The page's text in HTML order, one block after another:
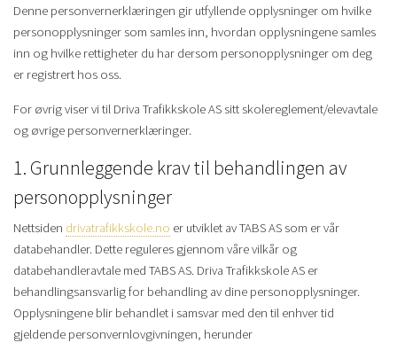
Denne personvernerklæringen gir utfyllende opplysninger om hvilke
personopplysninger som samles inn, hvordan opplysningene samles
inn og hvilke rettigheter du har dersom personopplysninger om deg
er registrert hos oss.
For øvrig viser vi til Driva Trafikkskole AS sitt skolereglement/elevavtale
og øvrige personvernerklæringer.
1. Grunnleggende krav til behandlingen av
personopplysninger
Nettsiden drivatrafikkskole.no er utviklet av TABS AS som er vår
databehandler. Dette reguleres gjennom våre vilkår og
databehandleravtale med TABS AS. Driva Trafikkskole AS er
behandlingsansvarlig for behandling av dine personopplysninger.
Opplysningene blir behandlet i samsvar med den til enhver tid
gjeldende personvernlovgivningen, herunder